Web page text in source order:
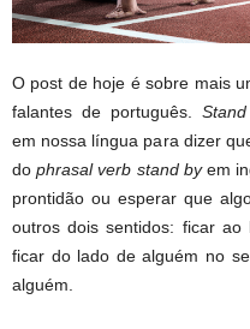
O post de hoje é sobre mais
falantes de português.
em nossa língua para dizer
dophrasal verb stand byem
prontidão ou esperar que
outros dois sentidos: ficar
ficar do lado de alguém no
alguém.